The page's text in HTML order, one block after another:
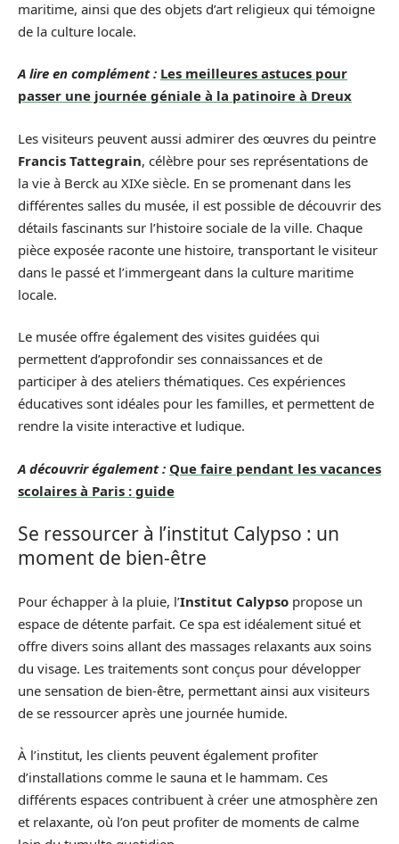
maritime, ainsi que des objets d’art religieux qui témoigne
de la culture locale.
A lire en complément : Les meilleures astuces pour
passer une journée géniale à la patinoire à Dreux
Les visiteurs peuvent aussi admirer des œuvres du peintre
Francis Tattegrain, célèbre pour ses représentations de
la vie à Berck au XIXe siècle. En se promenant dans les
différentes salles du musée, il est possible de découvrir des
détails fascinants sur l’histoire sociale de la ville. Chaque
pièce exposée raconte une histoire, transportant le visiteur
dans le passé et l’immergeant dans la culture maritime
locale.
Le musée offre également des visites guidées qui
permettent d’approfondir ses connaissances et de
participer à des ateliers thématiques. Ces expériences
éducatives sont idéales pour les familles, et permettent de
rendre la visite interactive et ludique.
A découvrir également : Que faire pendant les vacances
scolaires à Paris : guide
Se ressourcer à l’institut Calypso : un
moment de bien-être
Pour échapper à la pluie, l’Institut Calypso propose un
espace de détente parfait. Ce spa est idéalement situé et
offre divers soins allant des massages relaxants aux soins
du visage. Les traitements sont conçus pour développer
une sensation de bien-être, permettant ainsi aux visiteurs
de se ressourcer après une journée humide.
À l’institut, les clients peuvent également profiter
d’installations comme le sauna et le hammam. Ces
différents espaces contribuent à créer une atmosphère zen
et relaxante, où l’on peut profiter de moments de calme